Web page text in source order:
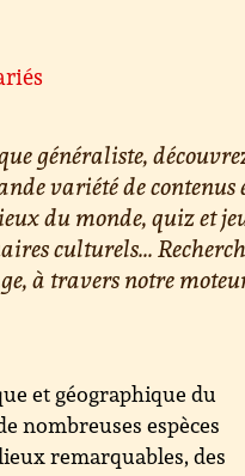
généraliste,
variété de contenus
du monde, quiz et
culturels...
à travers notre
et géographique du
nombreuses espèces
remarquables, des